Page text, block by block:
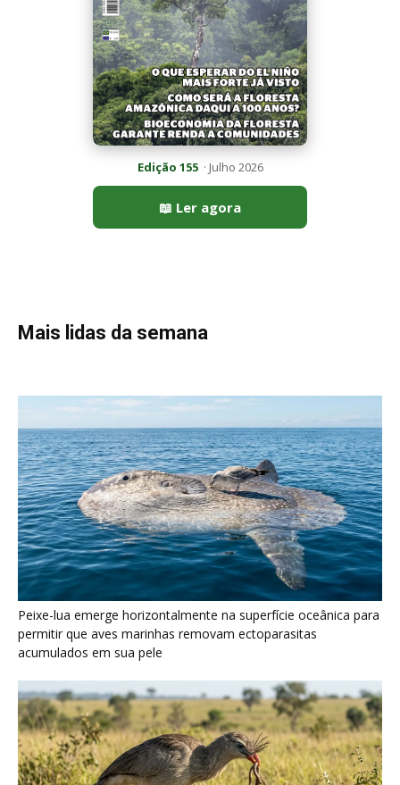
Edição 155· Julho 2026
📖 Ler agora
Mais lidas da semana
Peixe-lua emerge horizontalmente na superfície oceânica para
permitir que aves marinhas removam ectoparasitas
acumulados em sua pele